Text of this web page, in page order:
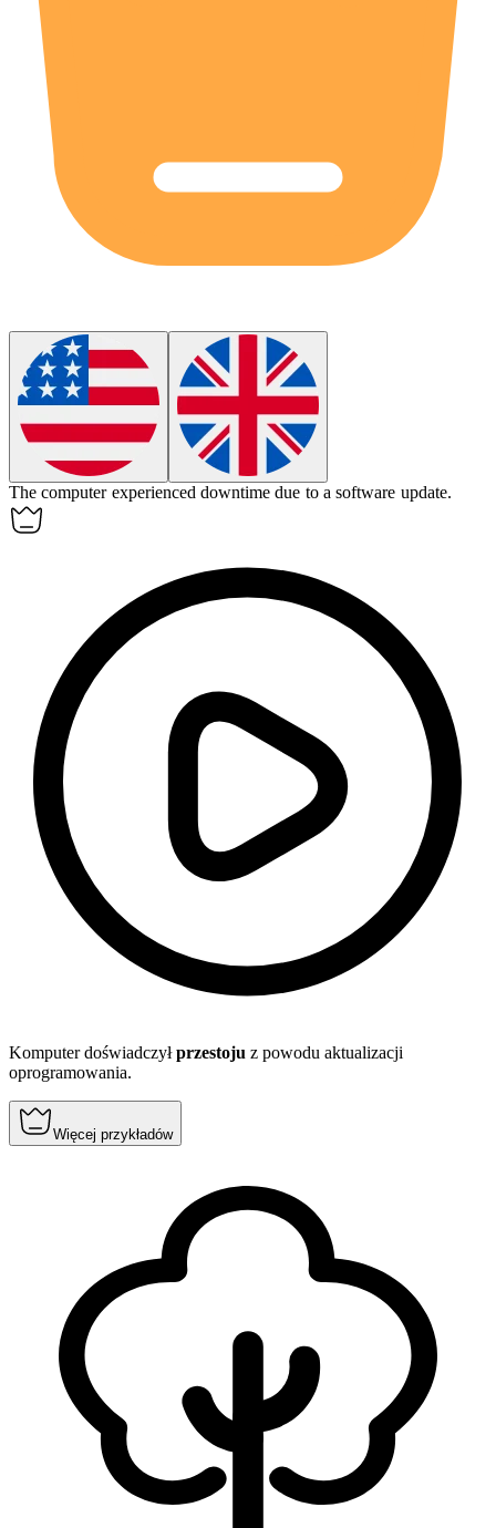
The computer experienced downtime due to a software update.
Komputer doświadczyłprzestoju z powodu aktualizacji
oprogramowania.
Więcej przykładów